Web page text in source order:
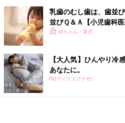
■参考：『ひよこクラブ』2018年３
下げ解説『これってどうなの?』に答
監修／井上美津子 先生
乳歯のむし歯は、歯並
並びＱ＆Ａ【小児歯科医
赤ちゃん・育児
【大人気】ひんやり冷
あなたに。
PR(アイリスプラザ)